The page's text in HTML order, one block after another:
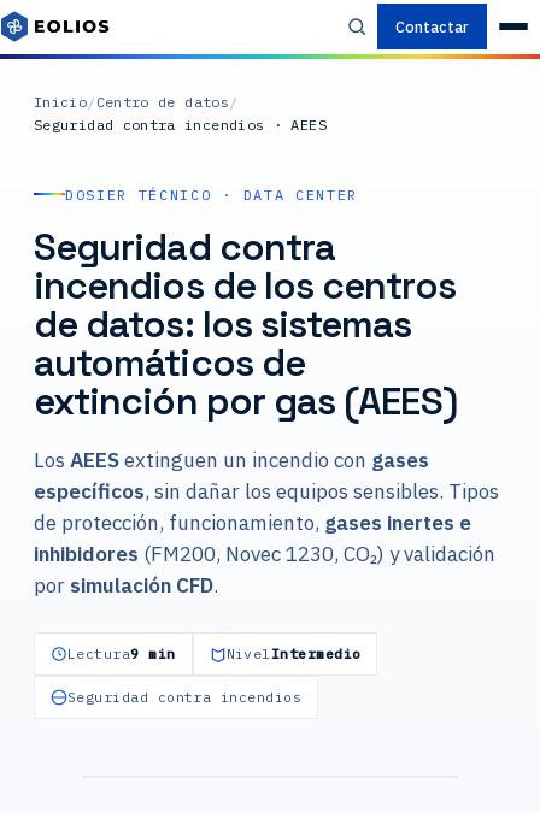
Contactar
Inicio/ Centro de datos /
Seguridad contra incendios · AEES
DOSIER TÉCNICO · DATA CENTER
Seguridad contra
incendios de los centros
de datos: los sistemas
automáticos de
extinción por gas (AEES)
Los AEESextinguen un incendio con gases
específicos, sin dañar los equipos sensibles. Tipos
de protección, funcionamiento, gases inertes e
inhibidores (FM200, Novec 1230, CO₂) y validación
por simulación CFD.
Lectura9 min Nivel Intermedio
Seguridad contra incendios